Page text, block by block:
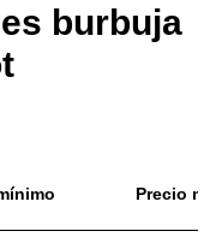
burbuja
Precio